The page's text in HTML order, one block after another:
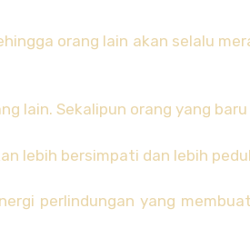
orang lain akan selalu
lain. Sekalipun orang yang baru
lebih bersimpati dan lebih
perlindungan yang